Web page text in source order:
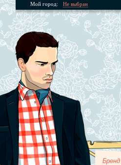
Мой город: Не выбран
Бренд